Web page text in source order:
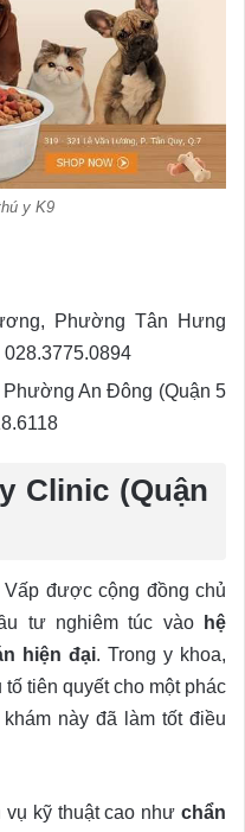
y K9
Phường Tân Hưng
028.3775.0894
An Đông (Quận 5
Clinic (Quận
được cộng đồng chủ
tư nghiêm túc vào
hệ
hiện đại. Trong y khoa,
tiên quyết cho một phác
này đã làm tốt điều
vụ kỹ thuật cao như chẩn